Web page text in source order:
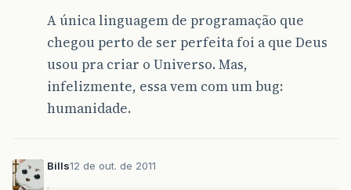
A única linguagem de programação que
chegou perto de ser perfeita foi a que Deus
usou pra criar o Universo. Mas,
infelizmente, essa vem com um bug:
humanidade.
Bills12 de out. de 2011